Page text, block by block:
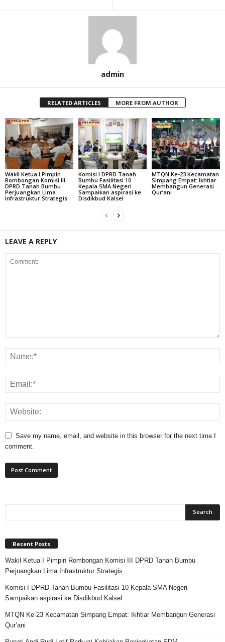
admin
RELATED ARTICLES MORE FROM AUTHOR
Wakil Ketua I Pimpin
Rombongan Komisi III
DPRD Tanah Bumbu
Perjuangkan Lima
Infrastruktur Strategis
Komisi I DPRD Tanah
Bumbu Fasilitasi 10
Kepala SMA Negeri
Sampaikan aspirasi ke
Disdikbud Kalsel
MTQN Ke-23 Kecamatan
Simpang Empat: Ikhtiar
Membangun Generasi
Qur’ani
LEAVE A REPLY
Save my name, email, and website in this browser for the next time I
comment.
Recent Posts
Wakil Ketua I Pimpin Rombongan Komisi III DPRD Tanah Bumbu
Perjuangkan Lima Infrastruktur Strategis
Komisi I DPRD Tanah Bumbu Fasilitasi 10 Kepala SMA Negeri
Sampaikan aspirasi ke Disdikbud Kalsel
MTQN Ke-23 Kecamatan Simpang Empat: Ikhtiar Membangun Generasi
Qur’ani